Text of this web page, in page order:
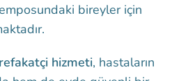
bireyler için
hizmeti, hastaların